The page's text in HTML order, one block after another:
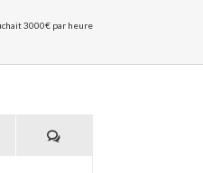
3000€ par heure
Comments